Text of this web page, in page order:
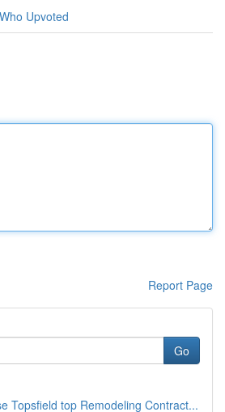
Who Upvoted
Report Page
Go
Topsfield top Remodeling Contract...